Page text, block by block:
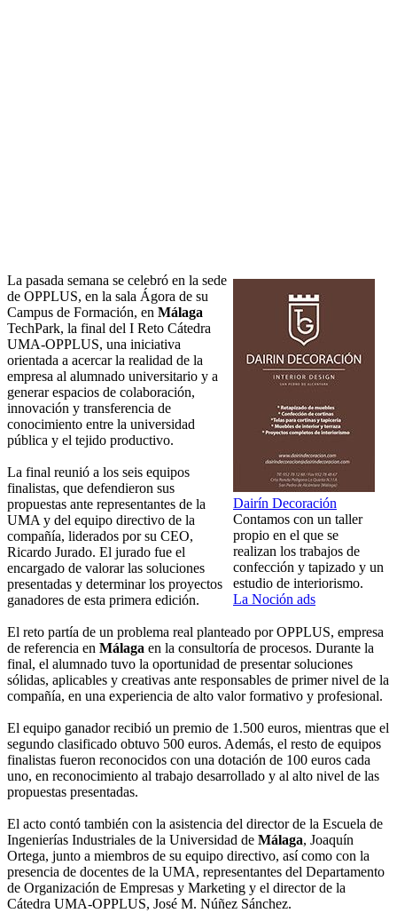
Dairín Decoración
Contamos con un taller
propio en el que se
realizan los trabajos de
confección y tapizado y un
estudio de interiorismo.
La Noción ads
La pasada semana se celebró en la sede
de OPPLUS, en la sala Ágora de su
Campus de Formación, en Málaga
TechPark, la final del I Reto Cátedra
UMA-OPPLUS, una iniciativa
orientada a acercar la realidad de la
empresa al alumnado universitario y a
generar espacios de colaboración,
innovación y transferencia de
conocimiento entre la universidad
pública y el tejido productivo.
La final reunió a los seis equipos
finalistas, que defendieron sus
propuestas ante representantes de la
UMA y del equipo directivo de la
compañía, liderados por su CEO,
Ricardo Jurado. El jurado fue el
encargado de valorar las soluciones
presentadas y determinar los proyectos
ganadores de esta primera edición.
El reto partía de un problema real planteado por OPPLUS, empresa
de referencia en Málaga en la consultoría de procesos. Durante la
final, el alumnado tuvo la oportunidad de presentar soluciones
sólidas, aplicables y creativas ante responsables de primer nivel de la
compañía, en una experiencia de alto valor formativo y profesional.
El equipo ganador recibió un premio de 1.500 euros, mientras que el
segundo clasificado obtuvo 500 euros. Además, el resto de equipos
finalistas fueron reconocidos con una dotación de 100 euros cada
uno, en reconocimiento al trabajo desarrollado y al alto nivel de las
propuestas presentadas.
El acto contó también con la asistencia del director de la Escuela de
Ingenierías Industriales de la Universidad de Málaga, Joaquín
Ortega, junto a miembros de su equipo directivo, así como con la
presencia de docentes de la UMA, representantes del Departamento
de Organización de Empresas y Marketing y el director de la
Cátedra UMA-OPPLUS, José M. Núñez Sánchez.